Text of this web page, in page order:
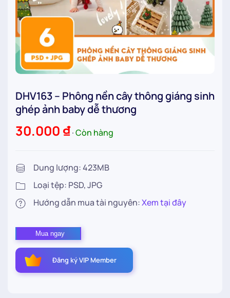
DHV163 – Phông nền cây thông giáng sinh
ghép ảnh baby dễ thương
30.000 ₫∙Còn hàng
Dung lượng: 423MB
Loại tệp: PSD, JPG
Hướng dẫn mua tài nguyên:Xem tại đây
DHV163
–
Phông
nền
Mua ngay
Đăng ký VIP Member